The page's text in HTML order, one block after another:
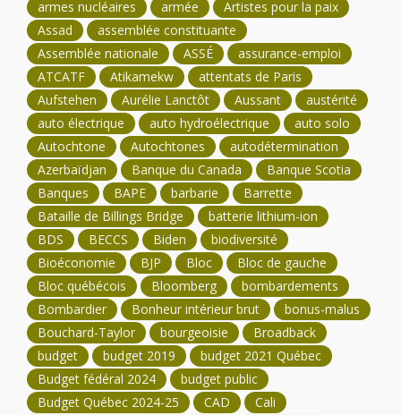
armes nucléaires armée
Artistes pour la paix
Assad
assemblée constituante
Assemblée nationale
ASSÉ
assurance-emploi
ATCATF
Atikamekw
attentats de Paris
Aufstehen
Aurélie Lanctôt Aussant
austérité
auto électrique
auto hydroélectrique
auto solo
Autochtone
Autochtones
autodétermination
Azerbaïdjan
Banque du Canada
Banque Scotia
Banques
BAPE barbarie
Barrette
Bataille de Billings Bridge
batterie lithium-ion
BDS
BECCS Biden
biodiversité
Bioéconomie
BJP Bloc
Bloc de gauche
Bloc québécois
Bloomberg
bombardements
Bombardier
Bonheur intérieur brut
bonus-malus
Bouchard-Taylor
bourgeoisie
Broadback
budget
budget 2019
budget 2021 Québec
Budget fédéral 2024
budget public
Budget Québec 2024-25
CAD
Cali